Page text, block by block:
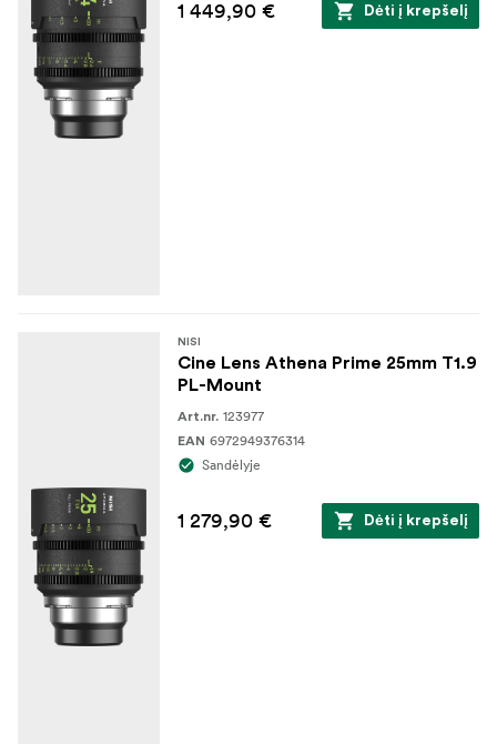
1 449,90 € Dėti į krepšelį
NISI
Cine Lens Athena Prime 25mm T1.9
PL-Mount
Art.nr. 123977
EAN 6972949376314
Sandėlyje
1 279,90 € Dėti į krepšelį